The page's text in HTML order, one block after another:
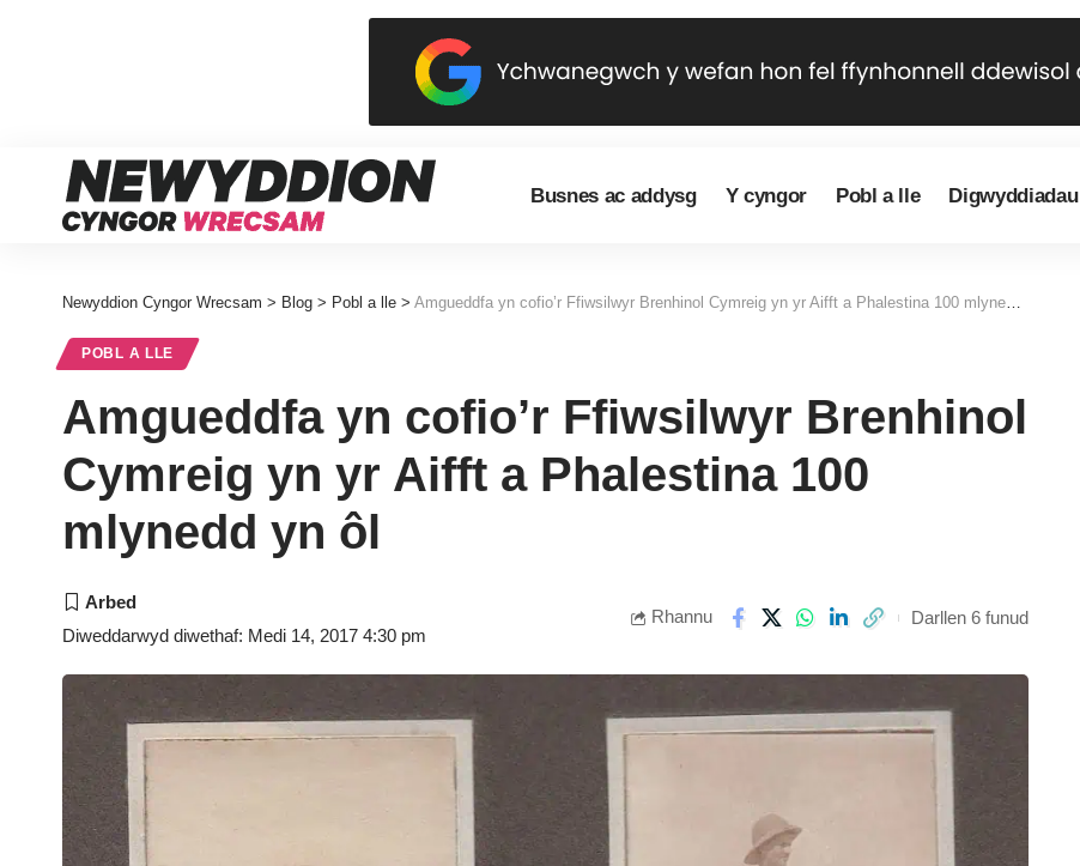
Busnes ac addysg Y cyngor Pobl a lle Digwyddiadau
Newyddion Cyngor Wrecsam > Blog > Pobl a lle > Amgueddfa yn cofio’r Ffiwsilwyr Brenhinol Cymreig yn yr Aifft a Phalestina 100 mlynedd yn ôl
POBL A LLE
Amgueddfa yn cofio’r Ffiwsilwyr Brenhinol
Cymreig yn yr Aifft a Phalestina 100
mlynedd yn ôl
Diweddarwyd diwethaf: Medi 14, 2017 4:30 pm
Rhannu Darllen 6 funud